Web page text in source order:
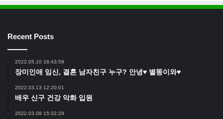
Recent Posts
2022.05.10 18:43:59
장미인애 임신, 결혼 남자친구 누구? 안녕♥ 별똥이와♥
2022.03.13 12:20:01
배우 신구 건강 악화 입원
2022.03.08 15:32:29